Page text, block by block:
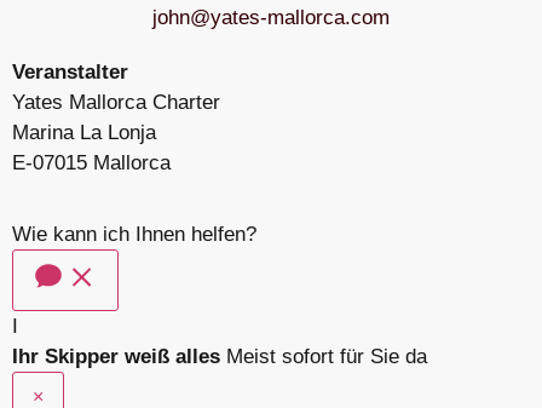
john@yates-mallorca.com
Veranstalter
Yates Mallorca Charter
Marina La Lonja
E-07015 Mallorca
Wie kann ich Ihnen helfen?
I
Ihr Skipper weiß alles Meist sofort für Sie da
×